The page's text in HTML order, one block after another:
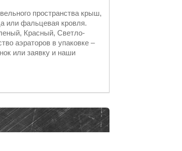
пространства крыш,
или фальцевая кровля.
Красный, Светло-
аэраторов в упаковке –
или заявку и наши